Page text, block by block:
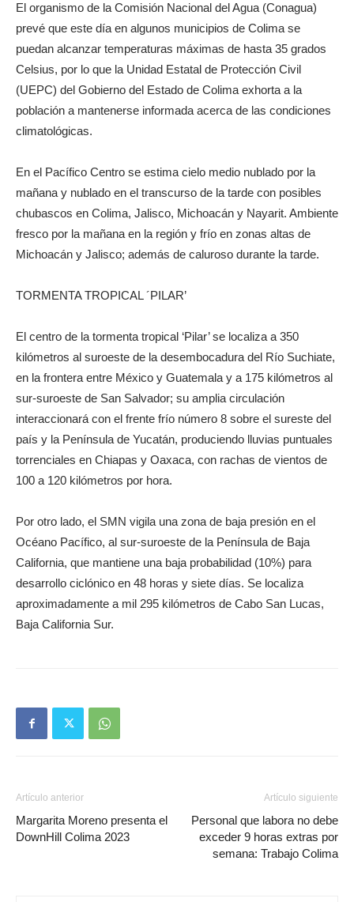
El organismo de la Comisión Nacional del Agua (Conagua)
prevé que este día en algunos municipios de Colima se
puedan alcanzar temperaturas máximas de hasta 35 grados
Celsius, por lo que la Unidad Estatal de Protección Civil
(UEPC) del Gobierno del Estado de Colima exhorta a la
población a mantenerse informada acerca de las condiciones
climatológicas.
En el Pacífico Centro se estima cielo medio nublado por la
mañana y nublado en el transcurso de la tarde con posibles
chubascos en Colima, Jalisco, Michoacán y Nayarit. Ambiente
fresco por la mañana en la región y frío en zonas altas de
Michoacán y Jalisco; además de caluroso durante la tarde.
TORMENTA TROPICAL ´PILAR’
El centro de la tormenta tropical ‘Pilar’ se localiza a 350
kilómetros al suroeste de la desembocadura del Río Suchiate,
en la frontera entre México y Guatemala y a 175 kilómetros al
sur-suroeste de San Salvador; su amplia circulación
interaccionará con el frente frío número 8 sobre el sureste del
país y la Península de Yucatán, produciendo lluvias puntuales
torrenciales en Chiapas y Oaxaca, con rachas de vientos de
100 a 120 kilómetros por hora.
Por otro lado, el SMN vigila una zona de baja presión en el
Océano Pacífico, al sur-suroeste de la Península de Baja
California, que mantiene una baja probabilidad (10%) para
desarrollo ciclónico en 48 horas y siete días. Se localiza
aproximadamente a mil 295 kilómetros de Cabo San Lucas,
Baja California Sur.
Artículo anterior
Margarita Moreno presenta el
DownHill Colima 2023
Artículo siguiente
Personal que labora no debe
exceder 9 horas extras por
semana: Trabajo Colima